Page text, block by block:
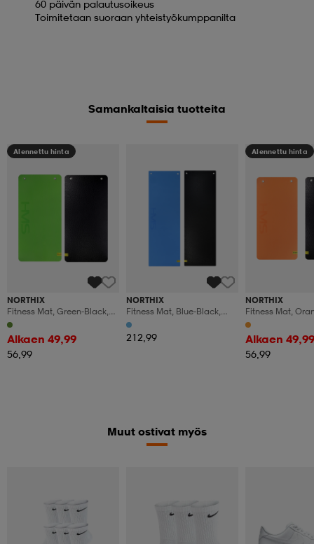
60 päivän palautusoikeus
Toimitetaan suoraan yhteistyökumppanilta
Samankaltaisia tuotteita
Alennettu hinta
NORTHIX
Fitness Mat, Green-Black,
Non-Slip, 6mm Thick
Alkaen 49,99
56,99
NORTHIX
Fitness Mat, Blue-Black,
Non-Slip, 6mm Thick
212,99
Alennettu hinta
NORTHIX
Fitness Mat,
Non-Slip, 6mm
Alkaen 49,99
56,99
Muut ostivat myös